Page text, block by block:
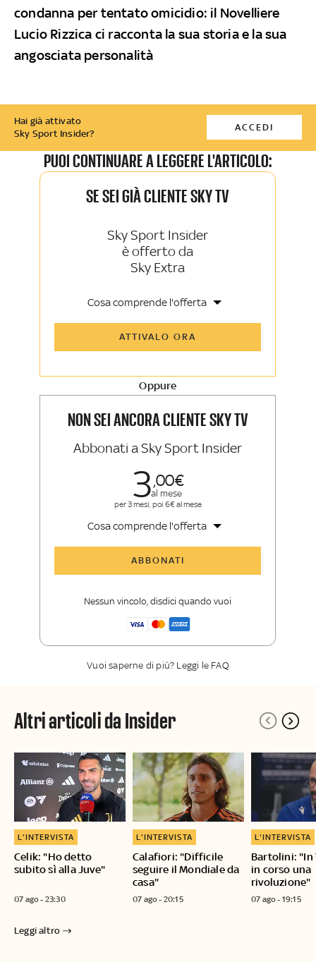
condanna per tentato omicidio: il Novelliere
Lucio Rizzica ci racconta la sua storia e la sua
angosciata personalità
Hai già attivato
Sky Sport Insider?
ACCEDI
PUOI CONTINUARE A LEGGERE L'ARTICOLO:
SE SEI GIÀ CLIENTE SKY TV
Sky Sport Insider
è offerto da
Sky Extra
Cosa comprende l'offerta
Sky TG24 Insider
Sport e Sky TG24
La newsletter esclusiva di Sky Sport
ATTIVALO ORA
Oppure
NON SEI ANCORA CLIENTE SKY TV
Abbonati a Sky Sport Insider
300
al mese
per 3 mesi, poi 6€ al mese
Cosa comprende l'offerta
Sport
La newsletter esclusiva di Sky Sport
ABBONATI
Nessun vincolo, disdici quando vuoi
Vuoi saperne di più? Leggi le FAQ
Altri articoli da Insider
Celik: "Ho detto
subito sì alla Juve"
L'INTERVISTA
07 ago - 23:30
Calafiori: "Difficile
seguire il Mondiale da
casa"
L'INTERVISTA
07 ago - 20:15
Bartolini: "In
in corso una
rivoluzione"
L'INTERVISTA
07 ago - 19:15
Leggi altro